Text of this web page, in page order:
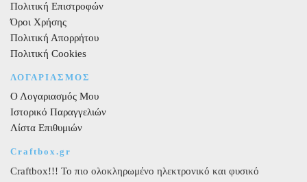
Πολιτική Επιστροφών
Όροι Χρήσης
Πολιτική Απορρήτου
Πολιτική Cookies
ΛΟΓΑΡΙΑΣΜΟΣ
Ο Λογαριασμός Μου
Ιστορικό Παραγγελιών
Λίστα Επιθυμιών
Craftbox.gr
Craftbox!!! Το πιο ολοκληρωμένο ηλεκτρονικό και φυσικό